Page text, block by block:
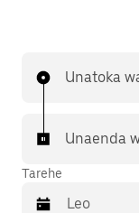
Unatoka
Unaenda
Tarehe